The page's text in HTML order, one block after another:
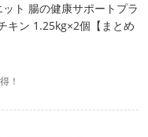
ト 腸の健康サポートプラ
キン 1.25kg×2個【まとめ
！